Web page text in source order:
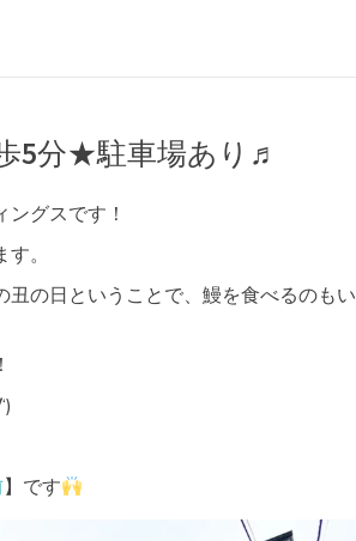
5分★駐車場あり♬
グスです！
。
の日ということで、鰻を食べるのもい
】です